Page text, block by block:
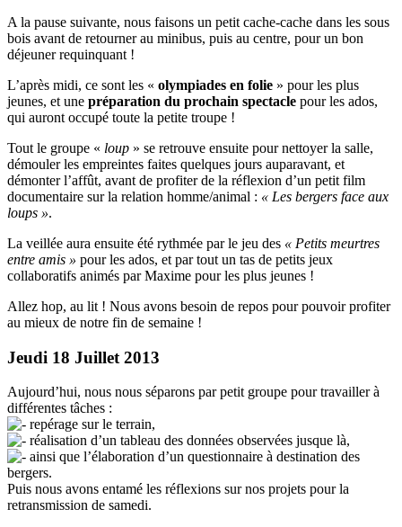
A la pause suivante, nous faisons un petit cache-cache dans les sous
bois avant de retourner au minibus, puis au centre, pour un bon
déjeuner requinquant !
L’après midi, ce sont les « olympiades en folie » pour les plus
jeunes, et une préparation du prochain spectacle pour les ados,
qui auront occupé toute la petite troupe !
Tout le groupe « loup » se retrouve ensuite pour nettoyer la salle,
démouler les empreintes faites quelques jours auparavant, et
démonter l’affût, avant de profiter de la réflexion d’un petit film
documentaire sur la relation homme/animal : « Les bergers face aux
loups ».
La veillée aura ensuite été rythmée par le jeu des « Petits meurtres
entre amis » pour les ados, et par tout un tas de petits jeux
collaboratifs animés par Maxime pour les plus jeunes !
Allez hop, au lit ! Nous avons besoin de repos pour pouvoir profiter
au mieux de notre fin de semaine !
Jeudi 18 Juillet 2013
Aujourd’hui, nous nous séparons par petit groupe pour travailler à
différentes tâches :
repérage sur le terrain,
réalisation d’un tableau des données observées jusque là,
ainsi que l’élaboration d’un questionnaire à destination des
bergers.
Puis nous avons entamé les réflexions sur nos projets pour la
retransmission de samedi.